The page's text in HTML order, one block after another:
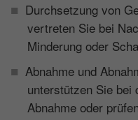
Durchsetzung von
vertreten Sie bei
Minderung oder
Abnahme und
unterstützen Sie bei
Abnahme oder